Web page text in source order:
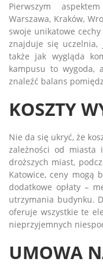
Pierwszym
Warszawa, Kraków,
swoje unikatowe
znajduje się
także jak wygląda
kampusu to wygoda,
znaleźć balans
KOSZTY
Nie da się ukryć, że
zależności od miasta
droższych miast,
Katowice, ceny mogą
dodatkowe opłaty –
utrzymania budynku.
oferuje wszystkie te
nieprzyjemnych
UMOWA